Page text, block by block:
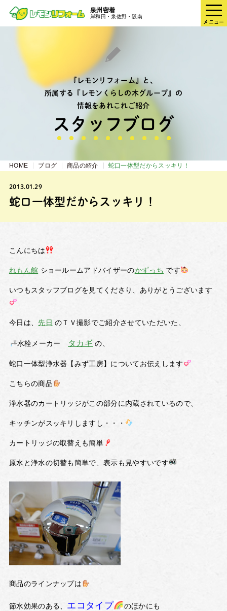
泉州密着
岸和田・泉佐野・阪南
メニュー
『レモンリフォーム』と、
所属する『レモンくらしの木グループ』の
情報をあれこれご紹介
スタッフブログ
HOME ブログ 商品の紹介 蛇口一体型だからスッキリ！
2013.01.29
蛇口一体型だからスッキリ！
こんにちは
れもん館 ショールームアドバイザーのかずっち です
いつもスタッフブログを見てくださり、ありがとうございます
今日は、先日 のＴＶ撮影でご紹介させていただいた、
水栓メーカー タカギ の、
蛇口一体型浄水器【みず工房】についてお伝えします
こちらの商品
浄水器のカートリッジがこの部分に内蔵されているので、
キッチンがスッキリしますし・・・
カートリッジの取替えも簡単
原水と浄水の切替も簡単で、表示も見やすいです
商品のラインナップは
節水効果のある、 エコタイプ のほかにも